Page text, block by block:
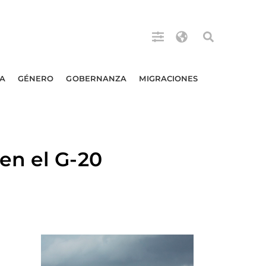
GÉNERO GOBERNANZA MIGRACIONES
el G-20